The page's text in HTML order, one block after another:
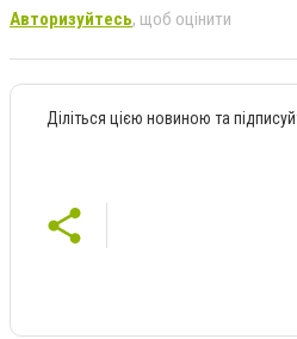
Авторизуйтесь, щоб оцінити
Діліться цією новиною та